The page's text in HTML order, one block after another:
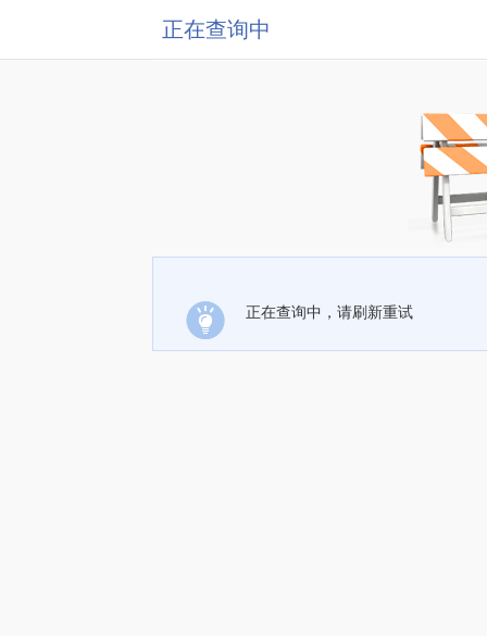
正在查询中
正在查询中，请刷新重试